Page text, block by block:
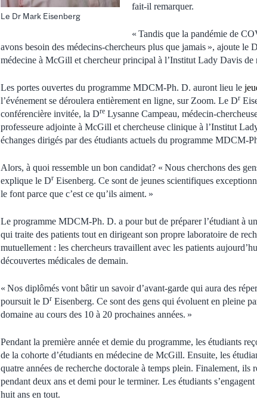
Le Dr Mark Eisenberg
fait-il remarquer.
« Tandis que la pandémie de
avons besoin des médecins-chercheurs plus que jamais », ajoute le D
médecine à McGill et chercheur principal à l’Institut Lady Davis de
Les portes ouvertes du programme MDCM-Ph. D. auront lieu le
l’événement se déroulera entièrement en ligne, sur Zoom. Le Dr
conférencière invitée, la Dre Lysanne Campeau, médecin-
professeure adjointe à McGill et chercheuse clinique à l’Institut
échanges dirigés par des étudiants actuels du programme MDCM-
Alors, à quoi ressemble un bon candidat? « Nous cherchons des
explique le Dr Eisenberg. Ce sont de jeunes scientifiques
le font parce que c’est ce qu’ils aiment. »
Le programme MDCM-Ph. D. a pour but de préparer l’étudiant à
qui traite des patients tout en dirigeant son propre laboratoire de
mutuellement : les chercheurs travaillent avec les patients
découvertes médicales de demain.
« Nos diplômés vont bâtir un savoir d’avant-garde qui aura des
poursuit le Dr Eisenberg. Ce sont des gens qui évoluent en pleine
domaine au cours des 10 à 20 prochaines années. »
Pendant la première année et demie du programme, les étudiants
de la cohorte d’étudiants en médecine de McGill. Ensuite, les
quatre années de recherche doctorale à temps plein. Finalement,
pendant deux ans et demi pour le terminer. Les étudiants
huit ans en tout.